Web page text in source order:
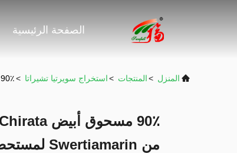
الصفحة الرئيسية
المنزل >المنتجات >استخراج سويرتيا تشيراتا >90٪ مسحوق أبيض Swertiamarin Swertia Chirata مستخرج من Swertiamarin لمستحضرات التجميل
من Swertiamarin لمستحضرات التجميل